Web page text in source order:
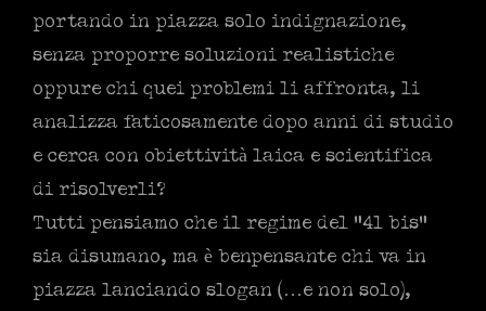
portando in piazza solo indignazione,
senza proporre soluzioni realistiche
oppure chi quei problemi li affronta, li
analizza faticosamente dopo anni di studio
e cerca con obiettività laica e scientifica
di risolverli?
Tutti pensiamo che il regime del “41 bis”
sia disumano, ma è benpensante chi va in
piazza lanciando slogan (…e non solo),